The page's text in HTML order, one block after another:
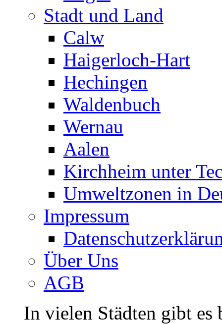
Stadt und Land
Calw
Haigerloch-Hart
Hechingen
Waldenbuch
Wernau
Aalen
Kirchheim unter
Umweltzonen in
Impressum
Über Uns
AGB
In vielen Städten gibt es